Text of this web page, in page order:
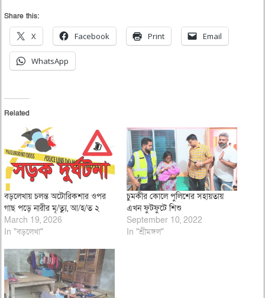
Share this:
X Facebook Print Email
WhatsApp
Related
বড়লেখায় চলন্ত অটোরিকশার ওপর
গাছ পড়ে নারীর মৃ/ত্যু, আ/হ/ত ২
March 19, 2026
In "বড়লেখা"
চুমকীর কোলে পুলিশের সহায়তায়
এখন ফুটফুটে শিশু
September 10, 2022
In "শ্রীমঙ্গল"